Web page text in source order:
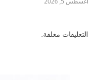
التعليقات مغلقة.